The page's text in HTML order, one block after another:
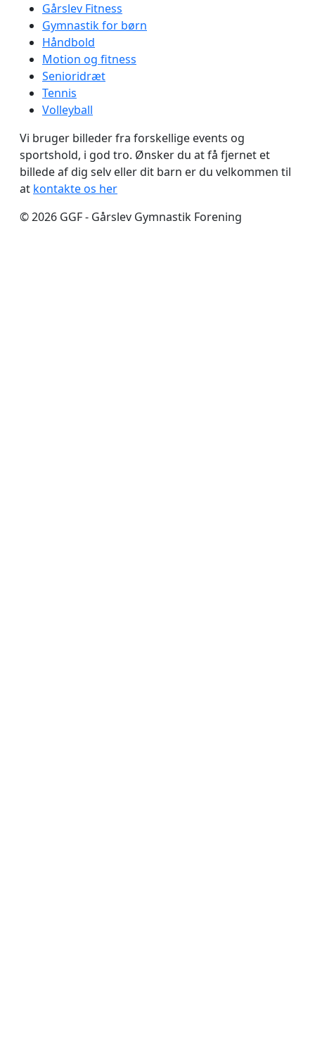
Gårslev Fitness
Gymnastik for børn
Håndbold
Motion og fitness
Senioridræt
Tennis
Volleyball
Vi bruger billeder fra forskellige events og
sportshold, i god tro. Ønsker du at få fjernet et
billede af dig selv eller dit barn er du velkommen til
at kontakte os her
© 2026 GGF - Gårslev Gymnastik Forening